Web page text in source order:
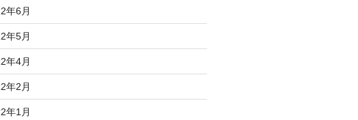
年6月
年5月
年4月
年2月
年1月